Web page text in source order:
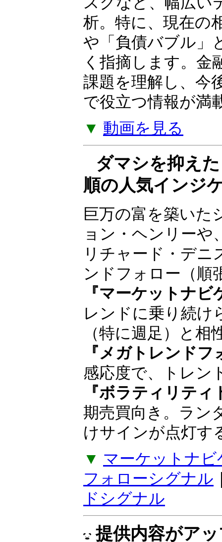
ついて解説する
の金融政策、株式
スクなど、幅広い
析。特に、現在の
や「負債バブル」
く指摘します。金
課題を理解し、今
で役立つ情報が満
▼ 動画を見る
ダマシを抑え
順の人気インジ
巨万の富を築いた
ョン・ヘンリー
や、タートルズの
産みの親リチャー
ド・デニスが得
ロー（順張り投資
『マーケットナビ
レンドに乗り続
（特に週足）と相
『メガトレンドフ
感応度で、トレン
『ボラティリティ
期売買向き。ラン
けサインが点灯す